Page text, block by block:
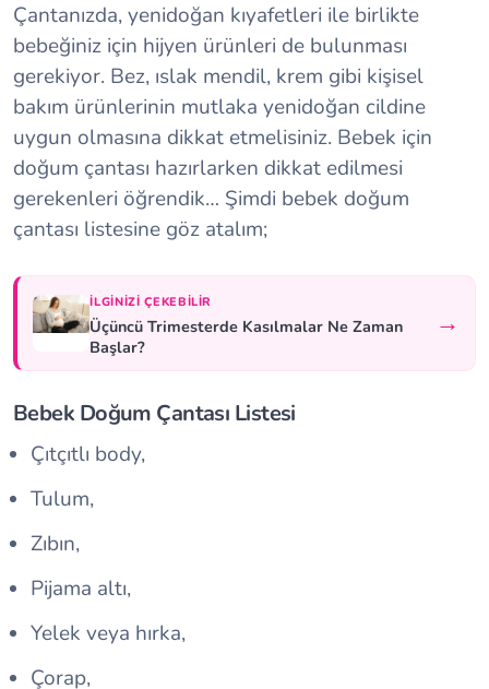
Çantanızda, yenidoğan kıyafetleri ile birlikte
bebeğiniz için hijyen ürünleri de bulunması
gerekiyor. Bez, ıslak mendil, krem gibi kişisel
bakım ürünlerinin mutlaka yenidoğan cildine
uygun olmasına dikkat etmelisiniz. Bebek için
doğum çantası hazırlarken dikkat edilmesi
gerekenleri öğrendik… Şimdi bebek doğum
çantası listesine göz atalım;
İLGINIZI ÇEKEBILIR
Üçüncü Trimesterde Kasılmalar Ne Zaman
Başlar?
→
Bebek Doğum Çantası Listesi
Çıtçıtlı body,
Tulum,
Zıbın,
Pijama altı,
Yelek veya hırka,
Çorap,